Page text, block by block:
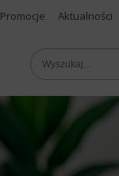
Promocje Aktualności